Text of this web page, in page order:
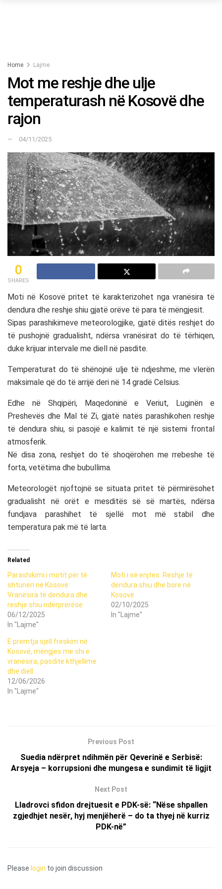
Home Lajme
Mot me reshje dhe ulje
temperaturash në Kosovë dhe
rajon
04/11/2025
0
SHARES
Moti në Kosovë pritet të karakterizohet nga vranësira të
dendura dhe reshje shiu gjatë orëve të para të mëngjesit.
Sipas parashikimeve meteorologjike, gjatë ditës reshjet do
të pushojnë gradualisht, ndërsa vranësirat do të tërhiqen,
duke krijuar intervale me diell në pasdite.
Temperaturat do të shënojnë ulje të ndjeshme, me vlerën
maksimale që do të arrijë deri në 14 gradë Celsius.
Edhe në Shqipëri, Maqedoninë e Veriut, Luginën e
Preshevës dhe Mal të Zi, gjatë natës parashikohen reshje
të dendura shiu, si pasojë e kalimit të një sistemi frontal
atmosferik.
Në disa zona, reshjet do të shoqërohen me rrebeshe të
forta, vetëtima dhe bubullima.
Meteorologët njoftojnë se situata pritet të përmirësohet
gradualisht në orët e mesditës së së martës, ndërsa
fundjava parashihet të sjellë mot më stabil dhe
temperatura pak më të larta.
Related
Parashikimi i motit për të
shtunën në Kosovë:
Vranësira të dendura dhe
reshje shiu ndërprerëse
06/12/2025
In "Lajme"
Moti i së enjtes: Reshje të
dendura shiu dhe bore në
Kosovë
02/10/2025
In "Lajme"
E premtja sjell freskim në
Kosovë, mëngjes me shi e
vranësira, pasdite kthjellime
dhe diell
12/06/2026
In "Lajme"
Previous Post
Suedia ndërpret ndihmën për Qeverinë e Serbisë:
Arsyeja – korrupsioni dhe mungesa e sundimit të ligjit
Next Post
Lladrovci sfidon drejtuesit e PDK-së: “Nëse shpallen
zgjedhjet nesër, hyj menjëherë – do ta thyej në kurriz
PDK-në”
Please login to join discussion